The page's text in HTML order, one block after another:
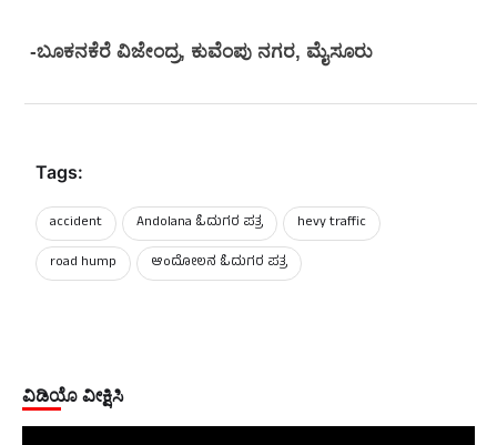
-ಬೂಕನಕೆರೆ ವಿಜೇಂದ್ರ, ಕುವೆಂಪು ನಗರ, ಮೈಸೂರು
Tags:
accident Andolana ಓದುಗರ ಪತ್ರ
hevy traffic
road hump
ಆಂದೋಲನ ಓದುಗರ ಪತ್ರ
ವಿಡಿಯೊ ವೀಕ್ಷಿಸಿ